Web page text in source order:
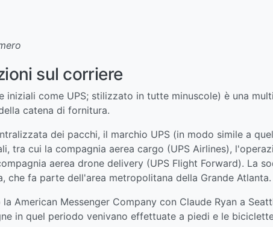
sul corriere
iniziali come UPS; stilizzato in tutte minuscole) è una
catena di fornitura.
dei pacchi, il marchio UPS (in modo simile a
tra cui la compagnia aerea cargo (UPS Airlines),
aerea drone delivery (UPS Flight Forward). La
che fa parte dell'area metropolitana della Grande Atlanta.
American Messenger Company con Claude Ryan a
in quel periodo venivano effettuate a piedi e le